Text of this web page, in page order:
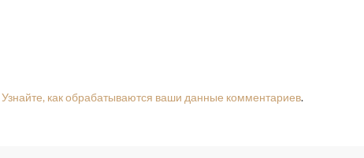
Узнайте, как обрабатываются ваши данные комментариев.